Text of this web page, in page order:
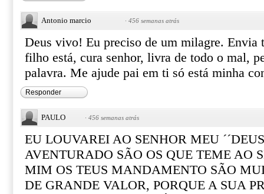
Antonio marcio · 456 semanas atrás
Deus vivo! Eu preciso de um milagre. Envia
filho está, cura senhor, livra de todo o mal,
palavra. Me ajude pai em ti só está minha
Responder
PAULO · 456 semanas atrás
EU LOUVAREI AO SENHOR MEU
AVENTURADO SÃO OS QUE TEME AO
MIM OS TEUS MANDAMENTO SÃO
DE GRANDE VALOR, PORQUE A SUA